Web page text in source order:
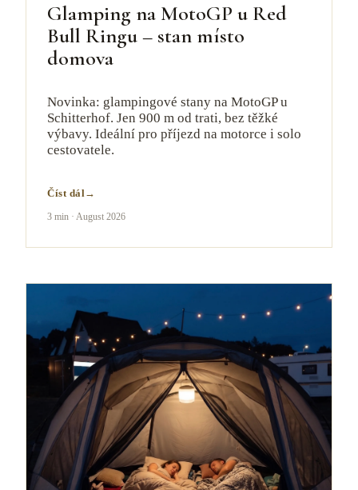
Glamping na MotoGP u Red
Bull Ringu – stan místo
domova
Novinka: glampingové stany na MotoGP u
Schitterhof. Jen 900 m od trati, bez těžké
výbavy. Ideální pro příjezd na motorce i solo
cestovatele.
Číst dál
3 min · August 2026